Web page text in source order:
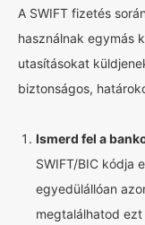
A SWIFT fizetés
használnak egymás
utasításokat
biztonságos,
Ismerd fel a
SWIFT/BIC kódja
egyedülállóan
megtalálhatod